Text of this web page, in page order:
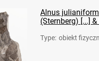
Alnus
(Sternberg) [...]
Type: obiekt